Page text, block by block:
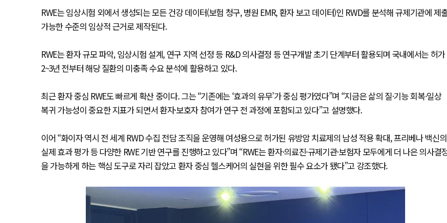
RWE는 임상시험 외에서 생성되는 모든 건강 데이터(보험 청구, 병원 EMR, 환자 보고 데이터)인 RWD를 분석해 규제기관에 제
가능한 수준의 임상적 근거로 제작된다.
RWE는 환자 규모 파악, 임상시험 설계, 연구 지역 선정 등 R&D 의사결정 등 연구개발 초기 단계부터 활용되며 국내에서는 허가
2~3년 전부터 해당 질환의 미충족 수요 분석에 활용하고 있다.
최근 환자 중심 RWE도 빠르게 확산 중이다. 그는 “기존에는 ‘효과의 유무’가 중심 평가였다”며 “지금은 삶의 질·기능 회복·일상
복귀 가능성이 중요한 지표가 되면서 환자·보호자 참여가 연구 전 과정에 포함되고 있다”고 설명했다.
이어 “화이자 역시 전 세계 RWD 수집 전담 조직을 운영해 여성용으로 허가된 유방암 치료제의 남성 적용 확대, 프리베나 백신의
실제 효과 평가 등 다양한 RWE 기반 연구를 진행하고 있다”며 “RWE는 환자·의료진·규제기관·보험자 모두에게 더 나은 의사결
을 가능하게 하는 핵심 도구로 자리 잡았고 환자 중심 헬스케어의 실현을 위한 필수 요소가 됐다”고 강조했다.